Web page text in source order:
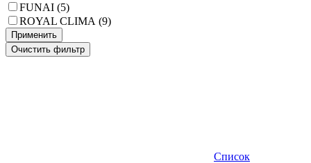
FUNAI (5)
ROYAL CLIMA (9)
Применить
Очистить фильтр
Список